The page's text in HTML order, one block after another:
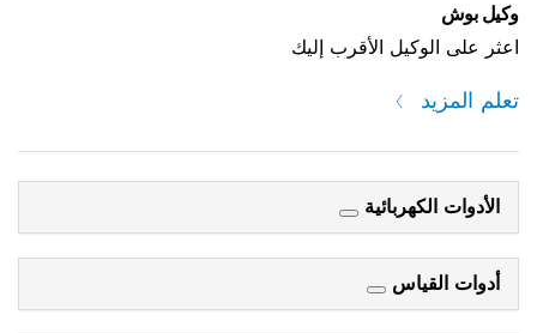
وكيل بوش
اعثر على الوكيل الأقرب إليك
تعلم المزيد
الأدوات الكهربائية
أدوات القياس